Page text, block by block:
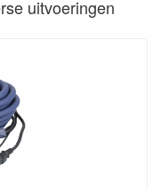
uitvoeringen